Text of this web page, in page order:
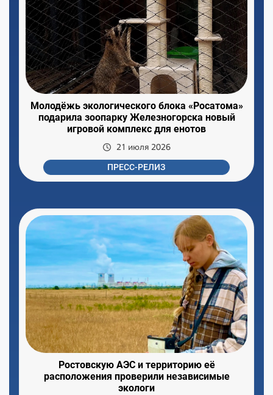
Молодёжь экологического блока «Росатома»
подарила зоопарку Железногорска новый
игровой комплекс для енотов
21 июля 2026
ПРЕСС-РЕЛИЗ
Ростовскую АЭС и территорию её
расположения проверили независимые
экологи